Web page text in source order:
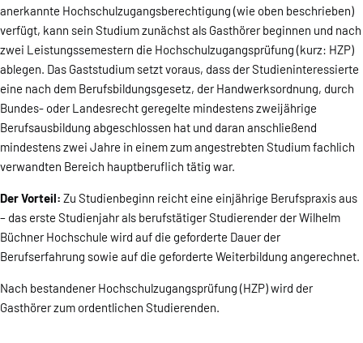
anerkannte Hochschulzugangsberechtigung (wie oben beschrieben)
verfügt, kann sein Studium zunächst als Gasthörer beginnen und nach
zwei Leistungssemestern die Hochschulzugangsprüfung (kurz: HZP)
ablegen. Das Gaststudium setzt voraus, dass der Studieninteressierte
eine nach dem Berufsbildungsgesetz, der Handwerksordnung, durch
Bundes- oder Landesrecht geregelte mindestens zweijährige
Berufsausbildung abgeschlossen hat und daran anschließend
mindestens zwei Jahre in einem zum angestrebten Studium fachlich
verwandten Bereich hauptberuflich tätig war.
Der Vorteil: Zu Studienbeginn reicht eine einjährige Berufspraxis aus
– das erste Studienjahr als berufstätiger Studierender der Wilhelm
Büchner Hochschule wird auf die geforderte Dauer der
Berufserfahrung sowie auf die geforderte Weiterbildung angerechnet.
Nach bestandener Hochschulzugangsprüfung (HZP) wird der
Gasthörer zum ordentlichen Studierenden.